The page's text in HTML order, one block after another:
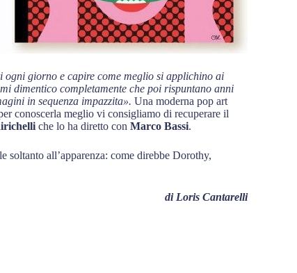
ogni giorno e capire come meglio si applichino ai
dimentico completamente che poi rispuntano anni
in sequenza impazzita». Una moderna pop art
conoscerla meglio vi consigliamo di recuperare il
che lo ha diretto con Marco Bassi.
all’apparenza: come direbbe Dorothy,
di Loris Cantarelli